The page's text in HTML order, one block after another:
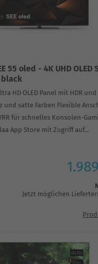
55 oled - 4K UHD OLED
black
HD OLED Panel mit HDR
und satte Farben Flexible
für schnelles Konsolen-
App Store mit Zugriff auf...
Jetzt möglichen